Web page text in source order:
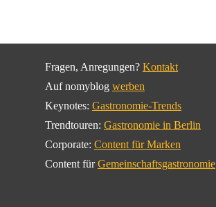
Fragen, Anregungen? Kontakt
Auf nomyblog werben
Keynotes: Gastronomie-Trends
Trendtouren: Gastronomie in Berlin
Corporate: Content für Marken
Content fürGemeinschaftsgastronomie